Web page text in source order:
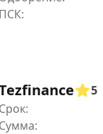
5
Срок:
Сумма: